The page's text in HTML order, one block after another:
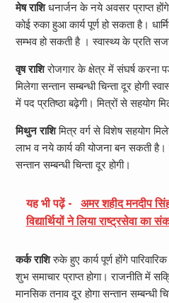
मेष राशिधनार्जन के नये अवसर प्राप्त होंगे
कोई रुका हुआ कार्य पूर्ण हो सकता है।
सम्भव हो सकती है । स्वास्थ्य के प्रति
वृष राशिरोजगार के क्षेत्र में संघर्ष करना
मिलेगा सन्तान सम्बन्धी चिन्ता दूर होगी
में पद प्रतिष्ठा बढ़ेगी। मित्रों से सहयोग
मिथुन राशिमित्र वर्ग से विशेष सहयोग
लाभ व नये कार्य की योजना बन सकती है।
सन्तान सम्बन्धी चिन्ता दूर होगी।
यह भी पढ़ें -
अमर शहीद मनदीप
विद्यार्थियों ने लिया राष्ट्रसेवा का
कर्क राशिरुके हुए कार्य पूर्ण होंगे
शुभ समाचार प्राप्त होगा। राजनीति में
मानसिक तनाव दूर होगा सन्तान सम्बन्धी